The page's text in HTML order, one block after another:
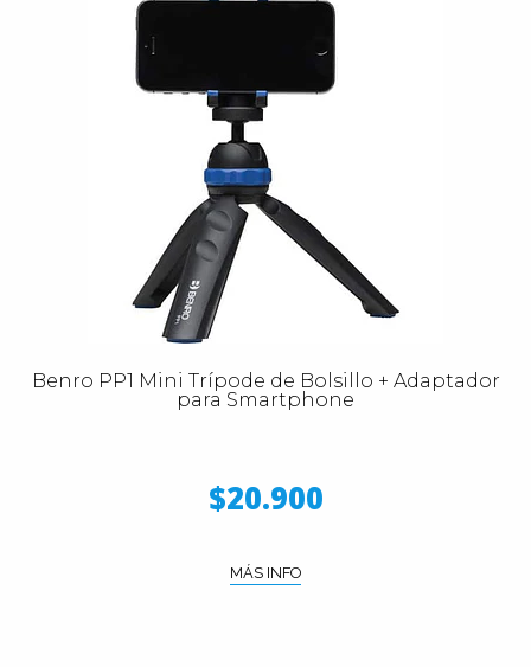
Benro PP1 Mini Trípode de Bolsillo + Adaptador
para Smartphone
$20.900
MÁS INFO